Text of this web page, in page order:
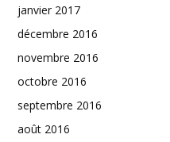
janvier 2017
décembre 2016
novembre 2016
octobre 2016
septembre 2016
août 2016